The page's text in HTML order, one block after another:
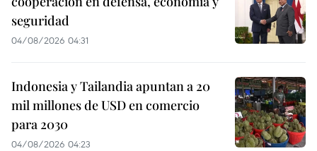
seguridad
04/08/2026 04:31
Indonesia y Tailandia apuntan a 20
mil millones de USD en comercio
para 2030
04/08/2026 04:23